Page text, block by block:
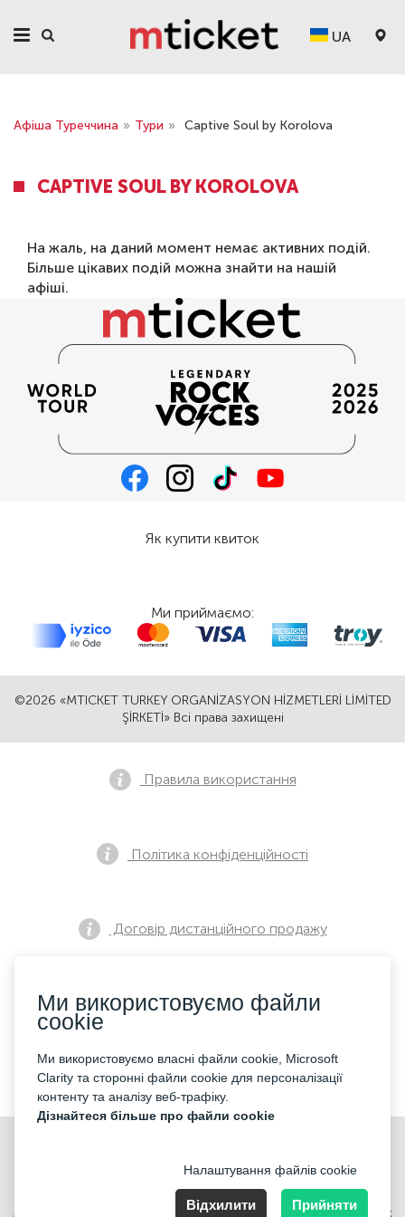
UA
Афіша Туреччина » Тури » Captive Soul by Korolova
CAPTIVE SOUL BY KOROLOVA
На жаль, на даний момент немає активних подій.
Більше цікавих подій можна знайти на нашій
афіші.
©2026 «MTICKET TURKEY ORGANİZASYON HİZMETLERİ LİMİTED
ŞİRKETİ» Всі права захищені
Як купити квиток
Ми приймаємо:
Правила використання
Політика конфіденційності
Договір дистанційного продажу
Повідомлення про попередній продаж
Контакти
Ми використовуємо файли
cookie
Ми використовуємо власні файли cookie, Microsoft
Clarity та сторонні файли cookie для персоналізації
контенту та аналізу веб-трафіку.
Дізнайтеся більше про файли cookie
Налаштування файлів cookie
Відхилити Прийняти